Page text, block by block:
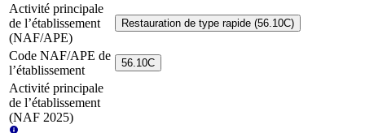
Activité principale
de l’établissement
(NAF/APE)
Restauration de type rapide (56.10C)
Code NAF/APE de
l’établissement
56.10C
Activité principale
de l’établissement
(NAF 2025)